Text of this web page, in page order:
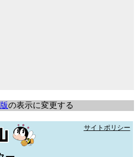
の表示に変更する
サイトポリシー